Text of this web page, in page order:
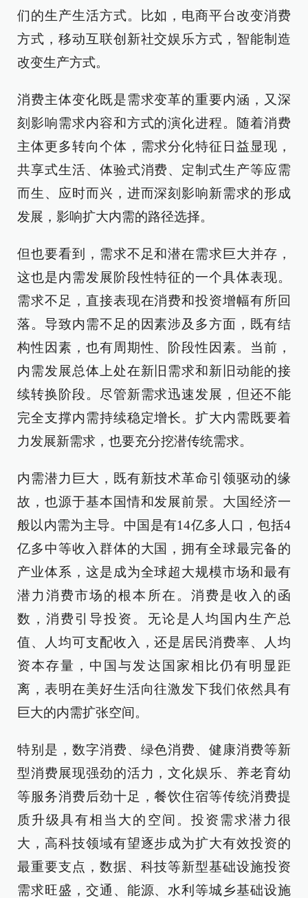
们的生产生活方式。比如，电商平台改变消费
方式，移动互联创新社交娱乐方式，智能制造
改变生产方式。
消费主体变化既是需求变革的重要内涵，又深
刻影响需求内容和方式的演化进程。随着消费
主体更多转向个体，需求分化特征日益显现，
共享式生活、体验式消费、定制式生产等应需
而生、应时而兴，进而深刻影响新需求的形成
发展，影响扩大内需的路径选择。
但也要看到，需求不足和潜在需求巨大并存，
这也是内需发展阶段性特征的一个具体表现。
需求不足，直接表现在消费和投资增幅有所回
落。导致内需不足的因素涉及多方面，既有结
构性因素，也有周期性、阶段性因素。当前，
内需发展总体上处在新旧需求和新旧动能的接
续转换阶段。尽管新需求迅速发展，但还不能
完全支撑内需持续稳定增长。扩大内需既要着
力发展新需求，也要充分挖潜传统需求。
内需潜力巨大，既有新技术革命引领驱动的缘
故，也源于基本国情和发展前景。大国经济一
般以内需为主导。中国是有14亿多人口，包括4
亿多中等收入群体的大国，拥有全球最完备的
产业体系，这是成为全球超大规模市场和最有
潜力消费市场的根本所在。消费是收入的函
数，消费引导投资。无论是人均国内生产总
值、人均可支配收入，还是居民消费率、人均
资本存量，中国与发达国家相比仍有明显距
离，表明在美好生活向往激发下我们依然具有
巨大的内需扩张空间。
特别是，数字消费、绿色消费、健康消费等新
型消费展现强劲的活力，文化娱乐、养老育幼
等服务消费后劲十足，餐饮住宿等传统消费提
质升级具有相当大的空间。投资需求潜力很
大，高科技领域有望逐步成为扩大有效投资的
最重要支点，数据、科技等新型基础设施投资
需求旺盛，交通、能源、水利等城乡基础设施